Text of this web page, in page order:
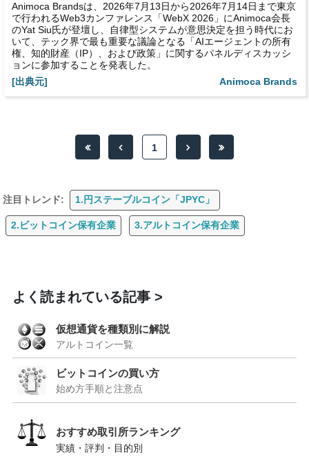
Animoca Brandsは、2026年7月13日から2026年7月14日まで東京
で行われるWeb3カンファレンス「WebX 2026」にAnimoca会長
のYat Siu氏が登壇し、自律型システムが意思決定を担う時代にお
いて、テック界で最も重要な議論となる「AIエージェントの所有
権、知的財産（IP）、および政策」に関するパネルディスカッシ
ョンに参加することを発表した。
[出典元]
Animoca Brands
1
注目トレンド: 1.円ステーブルコイン「JPYC」
2.ビットコイン保有企業 3.アルトコイン保有企業
よく読まれている記事
仮想通貨を種類別に解説
アルトコイン一覧
ビットコインの買い方
始め方手順と注意点
おすすめ取引所ランキング
実績・評判・目的別